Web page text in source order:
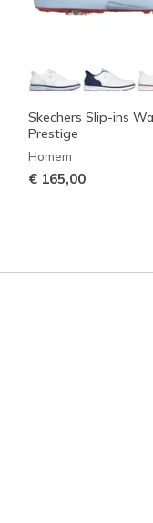
Skechers Slip-ins
Prestige
Homem
€ 165,00